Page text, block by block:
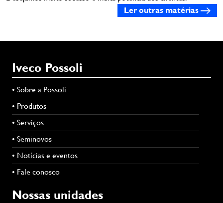
Ler outras matérias
Iveco Possoli
• Sobre a Possoli
• Produtos
• Serviços
• Seminovos
• Notícias e eventos
• Fale conosco
Nossas unidades